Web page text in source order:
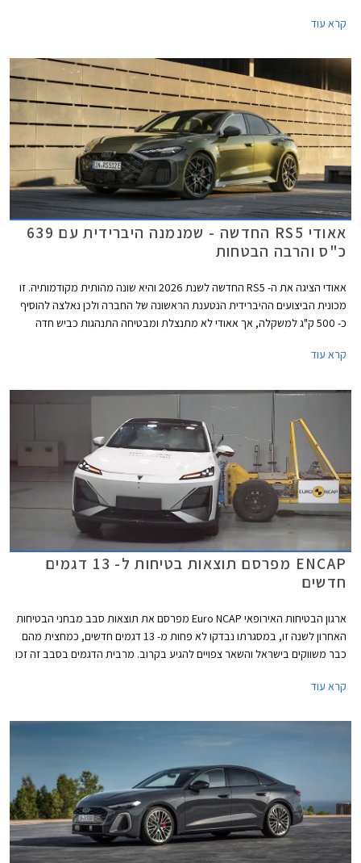
באירופה, ומשקל עודף ידוע כאחד האויבים הגדולים ביותר של כל מכונית ספורט.
דגמי RS הודות לדיפרנציאל אחורי חדש ומתקדם. מצד שני, כעת יכולה אאודי
להתפאר בהספק מרשים של 639 כ"ס המאפשר שיגור 0-100 קמ"ש תוך 3.6
שניות כיאה למפלצת ביצועים. המחיר עומד על 819,900 ₪.
קרא עוד
אאודי RS5 החדשה - שמנמנה היברידית עם 639
כ"ס והרבה הבטחות
אאודי הציגה את ה- RS5 החדשה לשנת 2026 והיא שונה מהותית מקודמותיה. זו
מכונית הביצועים ההיברידית הנטענת הראשונה של החברה ולכן נאלצה להוסיף
כ- 500 ק"ג למשקלה, אך אאודי לא מתנצלת ומבטיחה התנהגות כביש חדה
קרא עוד
ENCAP מפרסם תוצאות בטיחות ל- 13 דגמים
חדשים
ארגון הבטיחות האירופאי Euro NCAP מפרסם את תוצאות סבב מבחני הבטיחות
האחרון לשנה זו, במסגרתו נבדקו לא פחות מ- 13 דגמים חדשים, כמחצית מהם
כבר משווקים בישראל והשאר צפויים להגיע בקרוב. מרבית הדגמים בסבב זה זכו
קרא עוד